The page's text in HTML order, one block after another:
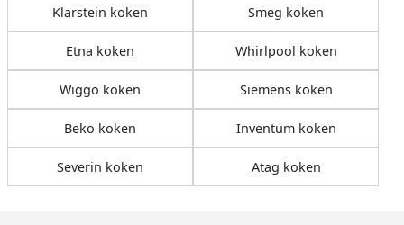
Klarstein koken Smeg koken
Etna koken Whirlpool koken
Wiggo koken Siemens koken
Beko koken Inventum koken
Severin koken Atag koken